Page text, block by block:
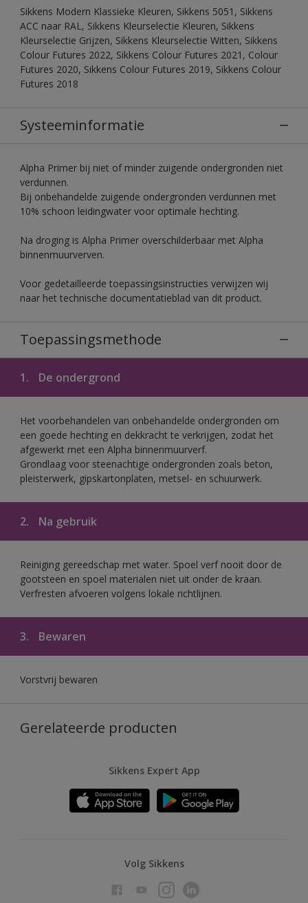
Sikkens Modern Klassieke Kleuren, Sikkens 5051, Sikkens
ACC naar RAL, Sikkens Kleurselectie Kleuren, Sikkens
Kleurselectie Grijzen, Sikkens Kleurselectie Witten, Sikkens
Colour Futures 2022, Sikkens Colour Futures 2021, Colour
Futures 2020, Sikkens Colour Futures 2019, Sikkens Colour
Futures 2018
Systeeminformatie
Alpha Primer bij niet of minder zuigende ondergronden niet
verdunnen.
Bij onbehandelde zuigende ondergronden verdunnen met
10% schoon leidingwater voor optimale hechting.
Na droging is Alpha Primer overschilderbaar met Alpha
binnenmuurverven.
Voor gedetailleerde toepassingsinstructies verwijzen wij
naar het technische documentatieblad van dit product.
Toepassingsmethode
1. De ondergrond
Het voorbehandelen van onbehandelde ondergronden om
een goede hechting en dekkracht te verkrijgen, zodat het
afgewerkt met een Alpha binnenmuurverf.
Grondlaag voor steenachtige ondergronden zoals beton,
pleisterwerk, gipskartonplaten, metsel- en schuurwerk.
2. Na gebruik
Reiniging gereedschap met water. Spoel verf nooit door de
gootsteen en spoel materialen niet uit onder de kraan.
Verfresten afvoeren volgens lokale richtlijnen.
3. Bewaren
Vorstvrij bewaren
Gerelateerde producten
Sikkens Expert App
Volg Sikkens